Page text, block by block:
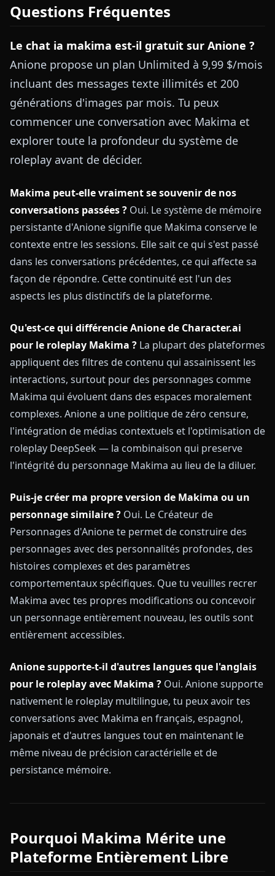
Questions Fréquentes
Le chat ia makima est-il gratuit sur Anione ?
Anione propose un plan Unlimited à 9,99 $/mois
incluant des messages texte illimités et 200
générations d'images par mois. Tu peux
commencer une conversation avec Makima et
explorer toute la profondeur du système de
roleplay avant de décider.
Makima peut-elle vraiment se souvenir de nos
conversations passées ? Oui. Le système de mémoire
persistante d'Anione signifie que Makima conserve le
contexte entre les sessions. Elle sait ce qui s'est passé
dans les conversations précédentes, ce qui affecte sa
façon de répondre. Cette continuité est l'un des
aspects les plus distinctifs de la plateforme.
Qu'est-ce qui différencie Anione de Character.ai
pour le roleplay Makima ? La plupart des plateformes
appliquent des filtres de contenu qui assainissent les
interactions, surtout pour des personnages comme
Makima qui évoluent dans des espaces moralement
complexes. Anione a une politique de zéro censure,
l'intégration de médias contextuels et l'optimisation de
roleplay DeepSeek — la combinaison qui preserve
l'intégrité du personnage Makima au lieu de la diluer.
Puis-je créer ma propre version de Makima ou un
personnage similaire ? Oui. Le Créateur de
Personnages d'Anione te permet de construire des
personnages avec des personnalités profondes, des
histoires complexes et des paramètres
comportementaux spécifiques. Que tu veuilles recrer
Makima avec tes propres modifications ou concevoir
un personnage entièrement nouveau, les outils sont
entièrement accessibles.
Anione supporte-t-il d'autres langues que l'anglais
pour le roleplay avec Makima ? Oui. Anione supporte
nativement le roleplay multilingue, tu peux avoir tes
conversations avec Makima en français, espagnol,
japonais et d'autres langues tout en maintenant le
même niveau de précision caractérielle et de
persistance mémoire.
Pourquoi Makima Mérite une
Plateforme Entièrement Libre